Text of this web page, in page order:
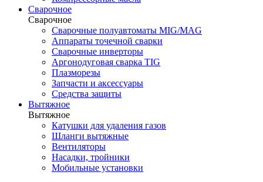
Сварочное
Сварочное
Сварочные полуавтоматы MIG/MAG
Аппараты точечной сварки
Сварочные инверторы
Аргонодуговая сварка TIG
Плазморезы
Запчасти и аксессуары
Средства защиты
Вытяжное
Вытяжное
Катушки для удаления газов
Шланги вытяжные
Вентиляторы
Насадки, тройники
Мобильные установки